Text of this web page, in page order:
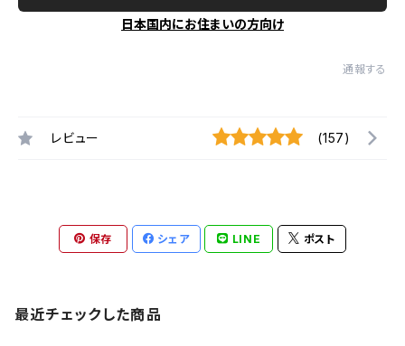
日本国内にお住まいの方向け
通報する
レビュー (157)
保存 シェア LINE ポスト
最近チェックした商品